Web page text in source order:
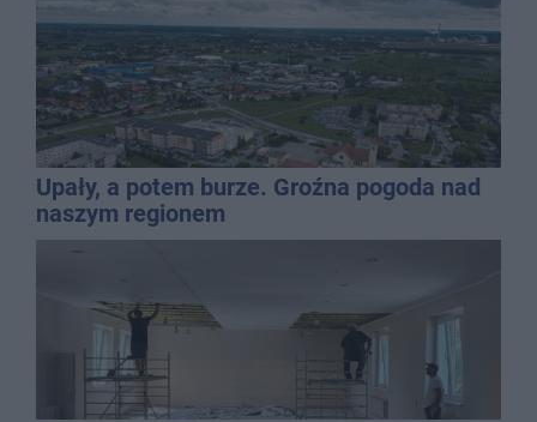
Upały, a potem burze. Groźna pogoda nad
naszym regionem